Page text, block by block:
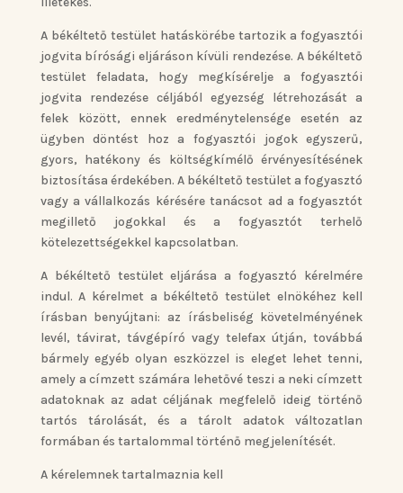
A békéltető testület hatáskörébe tartozik a fogyasztói
jogvita bírósági eljáráson kívüli rendezése. A békéltető
testület feladata, hogy megkísérelje a fogyasztói
jogvita rendezése céljából egyezség létrehozását a
felek között, ennek eredménytelensége esetén az
ügyben döntést hoz a fogyasztói jogok egyszerű,
gyors, hatékony és költségkímélő érvényesítésének
biztosítása érdekében. A békéltető testület a fogyasztó
vagy a vállalkozás kérésére tanácsot ad a fogyasztót
megillető jogokkal és a fogyasztót terhelő
kötelezettségekkel kapcsolatban.
A békéltető testület eljárása a fogyasztó kérelmére
indul. A kérelmet a békéltető testület elnökéhez kell
írásban benyújtani: az írásbeliség követelményének
levél, távirat, távgépíró vagy telefax útján, továbbá
bármely egyéb olyan eszközzel is eleget lehet tenni,
amely a címzett számára lehetővé teszi a neki címzett
adatoknak az adat céljának megfelelő ideig történő
tartós tárolását, és a tárolt adatok változatlan
formában és tartalommal történő megjelenítését.
A kérelemnek tartalmaznia kell